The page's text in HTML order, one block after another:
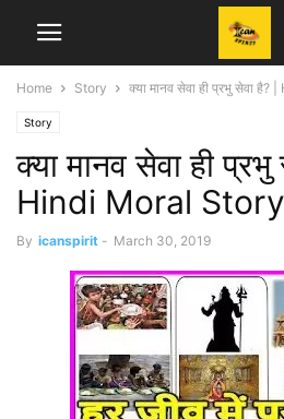
Home Story क्या मानव सेवा ही प्रभु सेवा
Story
क्या मानव सेवा ही प्रभु
Hindi Moral Story
By icanspirit - March 30, 2019